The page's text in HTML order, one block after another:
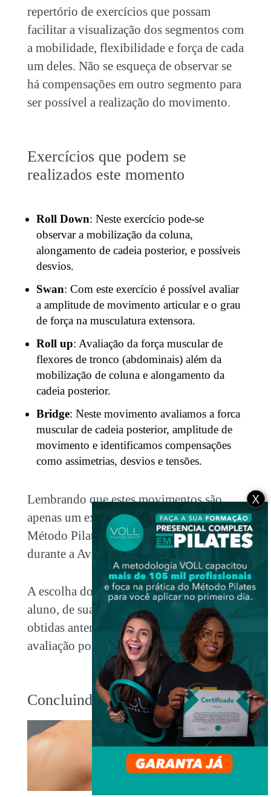
repertório de exercícios que possam
facilitar a visualização dos segmentos com
a mobilidade, flexibilidade e força de cada
um deles. Não se esqueça de observar se
há compensações em outro segmento para
ser possível a realização do movimento.
Exercícios que podem se
realizados este momento
Roll Down: Neste exercício pode-se
observar a mobilização da coluna,
alongamento de cadeia posterior, e possíveis
desvios.
Swan: Com este exercício é possível avaliar
a amplitude de movimento articular e o grau
de força na musculatura extensora.
Roll up: Avaliação da força muscular de
flexores de tronco (abdominais) além da
mobilização de coluna e alongamento da
cadeia posterior.
Bridge: Neste movimento avaliamos a forca
muscular de cadeia posterior, amplitude de
movimento e identificamos compensações
como assimetrias, desvios e tensões.
Lembrando que estes movimentos são
apenas um exemplo de exercícios do
Método Pilates que podem ser utilizados
durante a Avaliação Dinâmica.
A escolha dos exercícios irá depender do
aluno, de sua patologia e das informações
obtidas anteriormente com a anamnese e
avaliação postural.
Concluindo…
X